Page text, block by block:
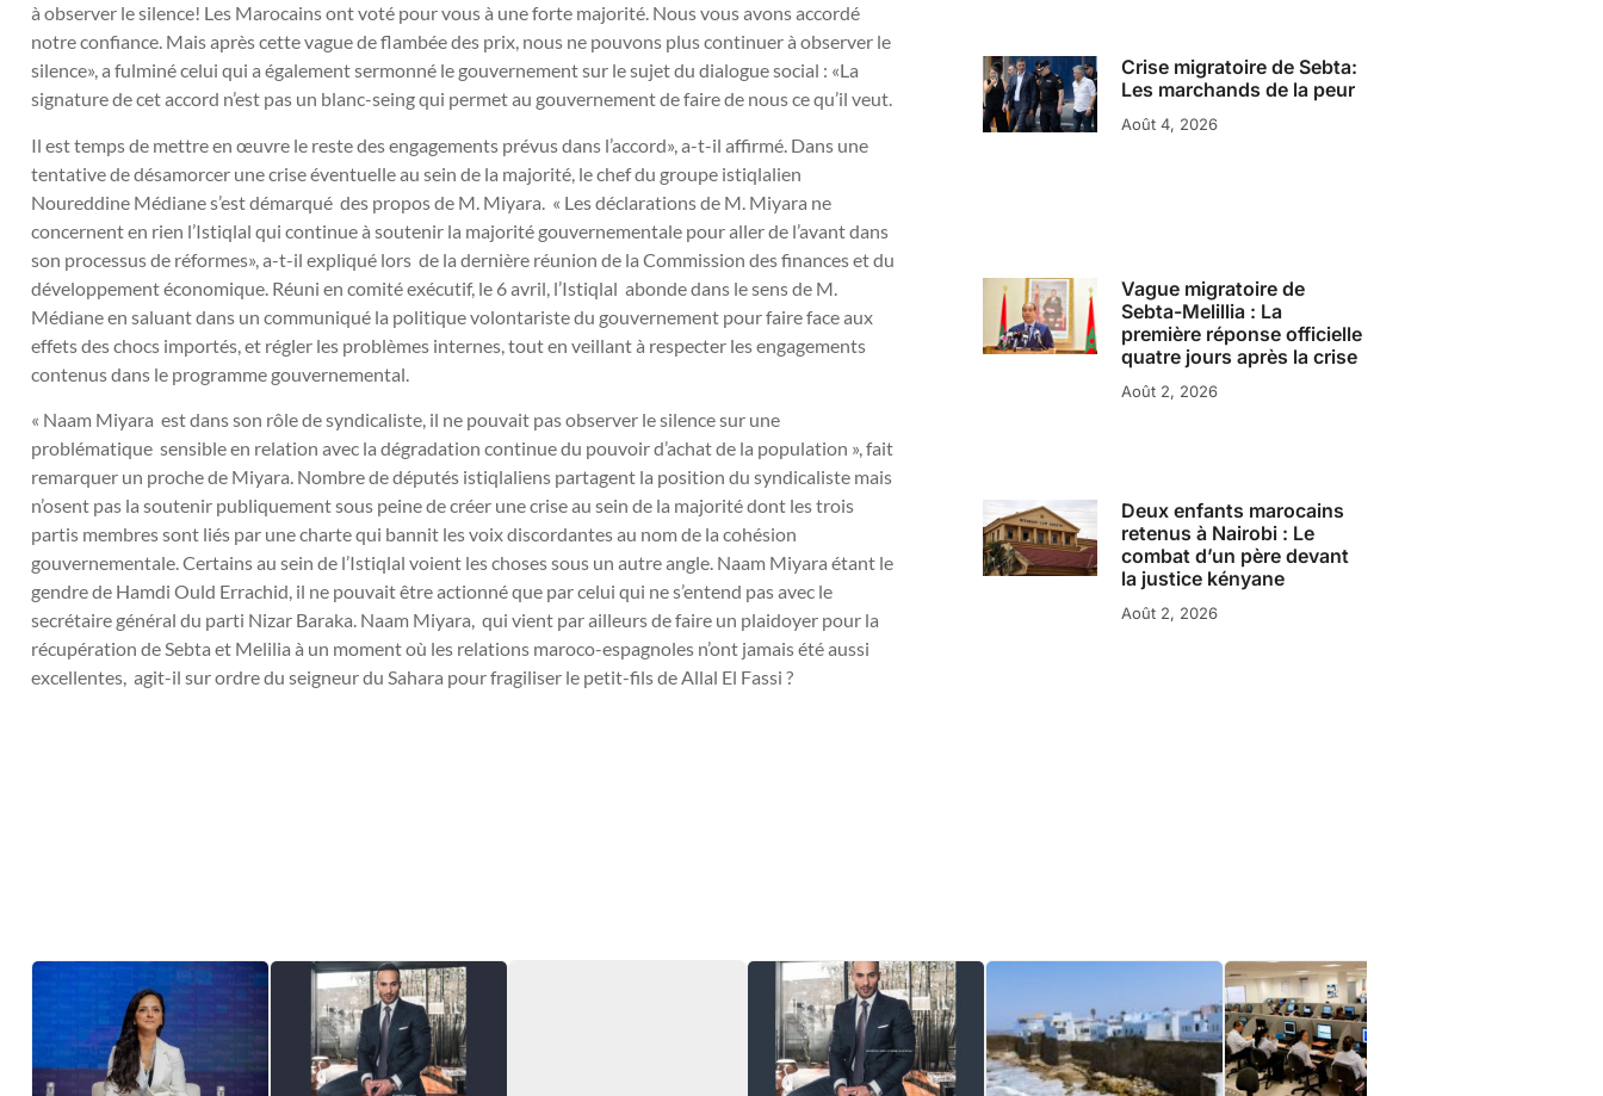
à observer le silence! Les Marocains ont voté pour vous à une forte majorité. Nous vous avons accordé
notre confiance. Mais après cette vague de flambée des prix, nous ne pouvons plus continuer à observer le
silence», a fulminé celui qui a également sermonné le gouvernement sur le sujet du dialogue social : «La
signature de cet accord n’est pas un blanc-seing qui permet au gouvernement de faire de nous ce qu’il veut.
Il est temps de mettre en œuvre le reste des engagements prévus dans l’accord», a-t-il affirmé. Dans une
tentative de désamorcer une crise éventuelle au sein de la majorité, le chef du groupe istiqlalien
Noureddine Médiane s’est démarqué des propos de M. Miyara. « Les déclarations de M. Miyara ne
concernent en rien l’Istiqlal qui continue à soutenir la majorité gouvernementale pour aller de l’avant dans
son processus de réformes», a-t-il expliqué lors de la dernière réunion de la Commission des finances et du
développement économique. Réuni en comité exécutif, le 6 avril, l’Istiqlal abonde dans le sens de M.
Médiane en saluant dans un communiqué la politique volontariste du gouvernement pour faire face aux
effets des chocs importés, et régler les problèmes internes, tout en veillant à respecter les engagements
contenus dans le programme gouvernemental.
« Naam Miyara est dans son rôle de syndicaliste, il ne pouvait pas observer le silence sur une
problématique sensible en relation avec la dégradation continue du pouvoir d’achat de la population », fait
remarquer un proche de Miyara. Nombre de députés istiqlaliens partagent la position du syndicaliste mais
n’osent pas la soutenir publiquement sous peine de créer une crise au sein de la majorité dont les trois
partis membres sont liés par une charte qui bannit les voix discordantes au nom de la cohésion
gouvernementale. Certains au sein de l’Istiqlal voient les choses sous un autre angle. Naam Miyara étant le
gendre de Hamdi Ould Errachid, il ne pouvait être actionné que par celui qui ne s’entend pas avec le
secrétaire général du parti Nizar Baraka. Naam Miyara, qui vient par ailleurs de faire un plaidoyer pour la
récupération de Sebta et Melilia à un moment où les relations maroco-espagnoles n’ont jamais été aussi
excellentes, agit-il sur ordre du seigneur du Sahara pour fragiliser le petit-fils de Allal El Fassi ?
Crise migratoire de Sebta:
Les marchands de la peur
Août 4, 2026
Vague migratoire de
Sebta-Melillia : La
première réponse officielle
quatre jours après la crise
Août 2, 2026
Deux enfants marocains
retenus à Nairobi : Le
combat d’un père devant
la justice kényane
Août 2, 2026